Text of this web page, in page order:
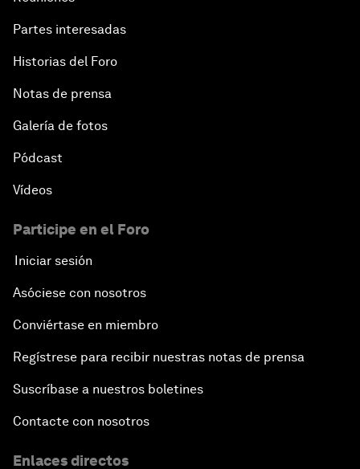
Partes interesadas
Historias del Foro
Notas de prensa
Galería de fotos
Pódcast
Vídeos
Participe en el Foro
Iniciar sesión
Asóciese con nosotros
Conviértase en miembro
Regístrese para recibir nuestras notas de prensa
Suscríbase a nuestros boletines
Contacte con nosotros
Enlaces directos